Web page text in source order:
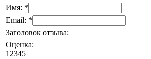
Имя: *
Email: *
Заголовок отзыва:
Оценка:
1 2345